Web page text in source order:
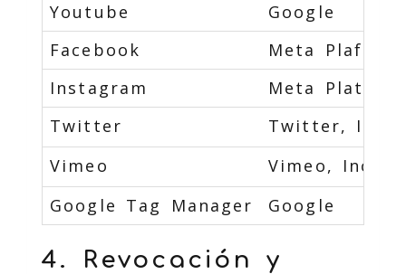
Youtube
Google
Facebook
Meta
Instagram
Meta
Twitter
Twitter, Inc.
Vimeo
Vimeo, Inc.
Google Tag Manager
Google
4. Revocación y